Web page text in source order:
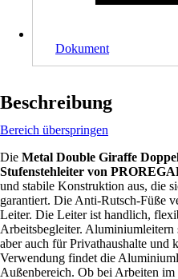
Dokument
Beschreibung
Bereich überspringen
Die Metal Double Giraffe
Stufenstehleiter von
und stabile Konstruktion aus, die
garantiert. Die Anti-Rutsch-Füße
Leiter. Die Leiter ist handlich,
Arbeitsbegleiter.
aber auch für Privathaushalte und
Verwendung findet die
Außenbereich. Ob bei Arbeiten